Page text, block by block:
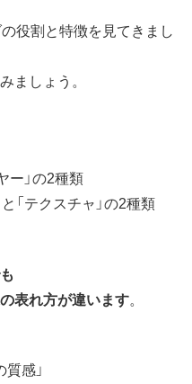
役割と特徴を見てきまし
ましょう。
ー」の2種類
「テクスチャ」の2種類
表れ方が違います。
質感」